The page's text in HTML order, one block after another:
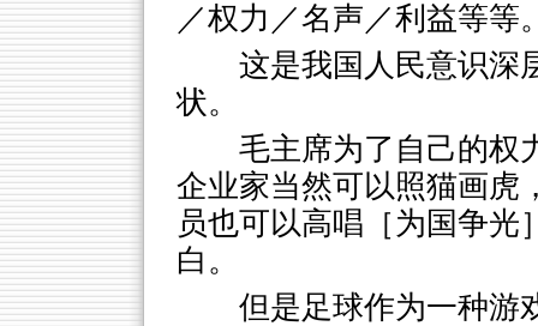
／权力／名声／利益等等
这是我国人民意识深
状。
毛主席为了自己的权
企业家当然可以照猫画虎
员也可以高唱［为国争光
白。
但是足球作为一种游